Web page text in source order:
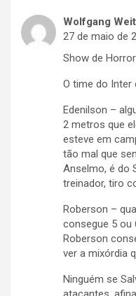
Wolfgang
27 de maio de
Show de Horror
O time do Inter
Edenilson –
2 metros que
esteve em
tão mal que
Anselmo, é do
treinador, tiro
Roberson –
consegue 5
Roberson
ver a mixórdia
Ninguém se